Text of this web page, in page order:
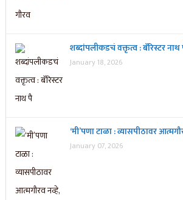
शब्दांपलीकडचं वक्तृत्व : बॅरिस्टर नाथ
January 18, 2026
‘मी’पणा टाळा : व्यासपीठावर
January 07, 2026